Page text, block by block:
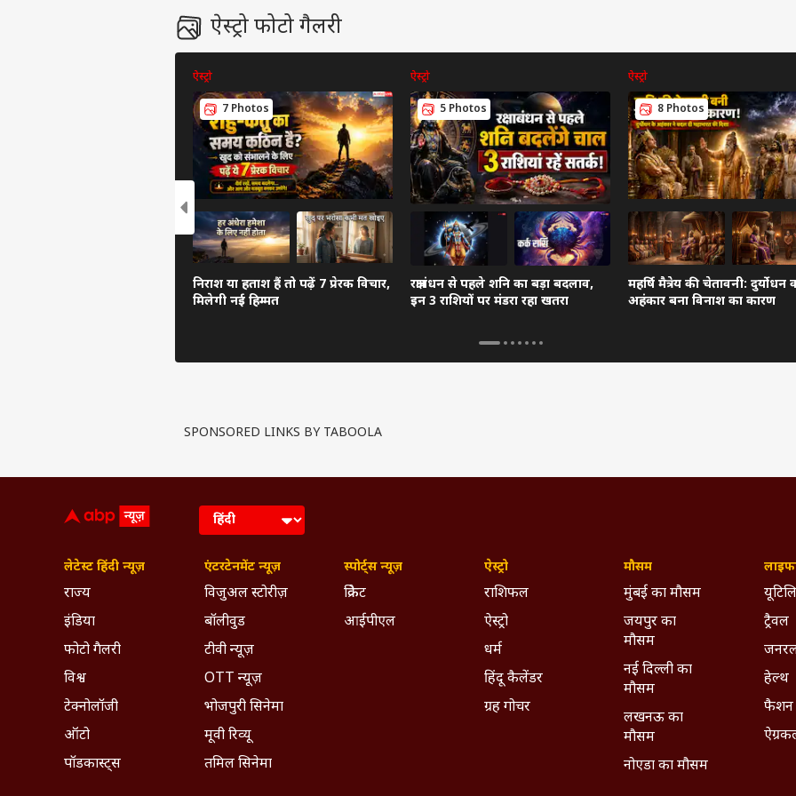
ऐस्ट्रो फोटो गैलरी
ऐस्ट्रो
7 Photos
निराश या हताश हैं तो पढ़ें 7 प्रेरक विचार,
मिलेगी नई हिम्मत
ऐस्ट्रो
5 Photos
रक्षाबंधन से पहले शनि का बड़ा बदलाव,
इन 3 राशियों पर मंडरा रहा खतरा
ऐस्ट्रो
8 Photos
महर्षि मैत्रेय की चेतावनी: दुर्योधन
अहंकार बना विनाश का कारण
SPONSORED LINKS BY TABOOLA
लेटेस्ट हिंदी न्यूज़
राज्य
इंडिया
फोटो गैलरी
विश्व
टेक्नोलॉजी
ऑटो
पॉडकास्ट्स
एंटरटेनमेंट न्यूज़
विजुअल स्टोरीज़
बॉलीवुड
टीवी न्यूज़
OTT न्यूज़
भोजपुरी सिनेमा
मूवी रिव्यू
तमिल सिनेमा
स्पोर्ट्स न्यूज़
क्रिकेट
आईपीएल
ऐस्ट्रो
राशिफल
ऐस्ट्रो
धर्म
हिंदू कैलेंडर
ग्रह गोचर
मौसम
मुंबई का मौसम
जयपुर का
मौसम
नई दिल्ली का
मौसम
लखनऊ का
मौसम
नोएडा का मौसम
ट्रैवल
हेल्थ
फैशन